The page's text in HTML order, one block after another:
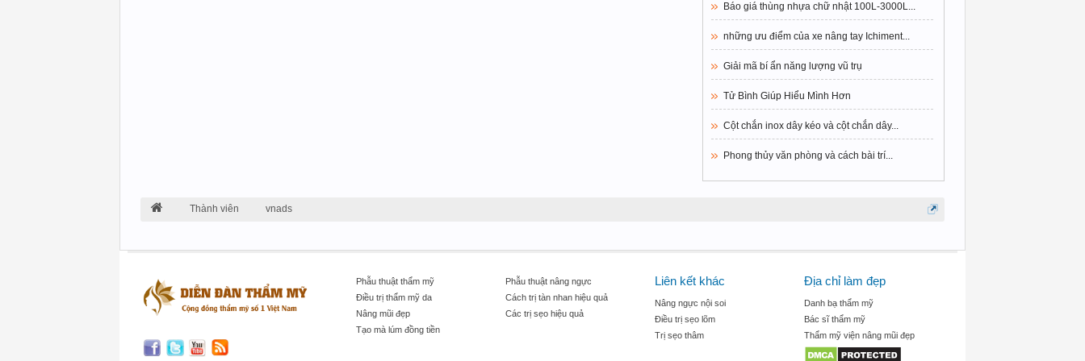
Báo giá thùng nhựa chữ nhật 100L-3000L...
những ưu điểm của xe nâng tay Ichiment...
Giải mã bí ẩn năng lượng vũ trụ
Tử Bình Giúp Hiểu Mình Hơn
Cột chắn inox dây kéo và cột chắn dây...
Phong thủy văn phòng và cách bài trí...
Thành viên vnads
Phẫu thuật thẩm mỹ
Điều trị thẩm mỹ da
Nâng mũi đẹp
Tạo mà lúm đồng tiền
Phẫu thuật nâng ngực
Cách trị tàn nhan hiệu quả
Các trị sẹo hiệu quả
Liên kết khác
Nâng ngực nội soi
Điều trị sẹo lõm
Trị sẹo thâm
Địa chỉ làm đẹp
Danh bạ thẩm mỹ
Bác sĩ thẩm mỹ
Thẩm mỹ viện nâng mũi đẹp